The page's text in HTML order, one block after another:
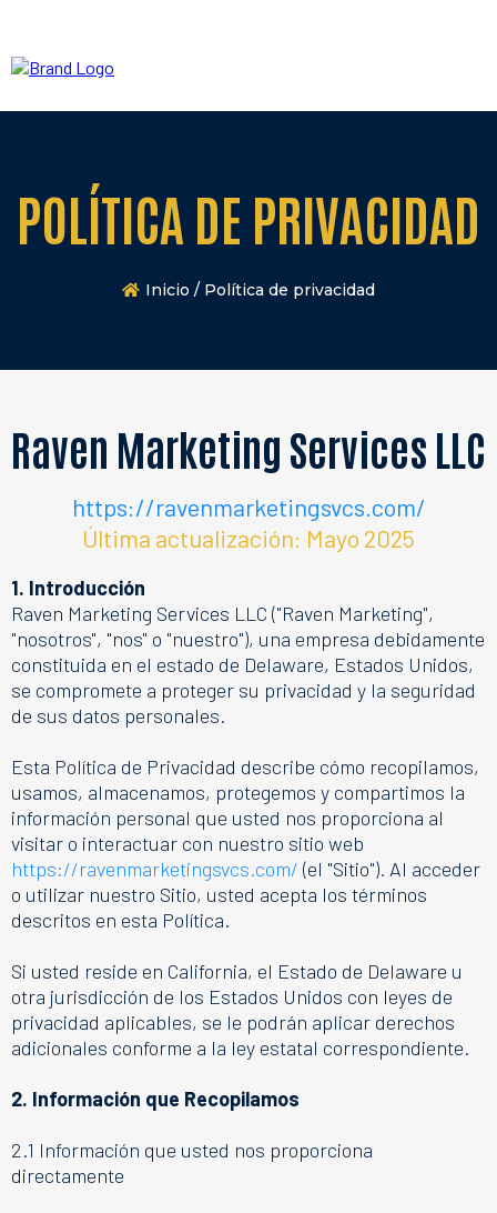
POLÍTICA DE PRIVACIDAD
Inicio / Política de privacidad
Raven Marketing Services LLC
https://ravenmarketingsvcs.com/
Última actualización: Mayo 2025
1. Introducción
Raven Marketing Services LLC ("Raven Marketing",
"nosotros", "nos" o "nuestro"), una empresa debidamente
constituida en el estado de Delaware, Estados Unidos,
se compromete a proteger su privacidad y la seguridad
de sus datos personales.
Esta Política de Privacidad describe cómo recopilamos,
usamos, almacenamos, protegemos y compartimos la
información personal que usted nos proporciona al
visitar o interactuar con nuestro sitio web
https://ravenmarketingsvcs.com/ (el "Sitio"). Al acceder
o utilizar nuestro Sitio, usted acepta los términos
descritos en esta Política.
Si usted reside en California, el Estado de Delaware u
otra jurisdicción de los Estados Unidos con leyes de
privacidad aplicables, se le podrán aplicar derechos
adicionales conforme a la ley estatal correspondiente.
2. Información que Recopilamos
2.1 Información que usted nos proporciona
directamente